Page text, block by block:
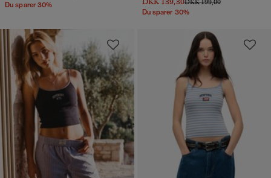
Du sparer 30%
DKK 199,00
Du sparer 30%